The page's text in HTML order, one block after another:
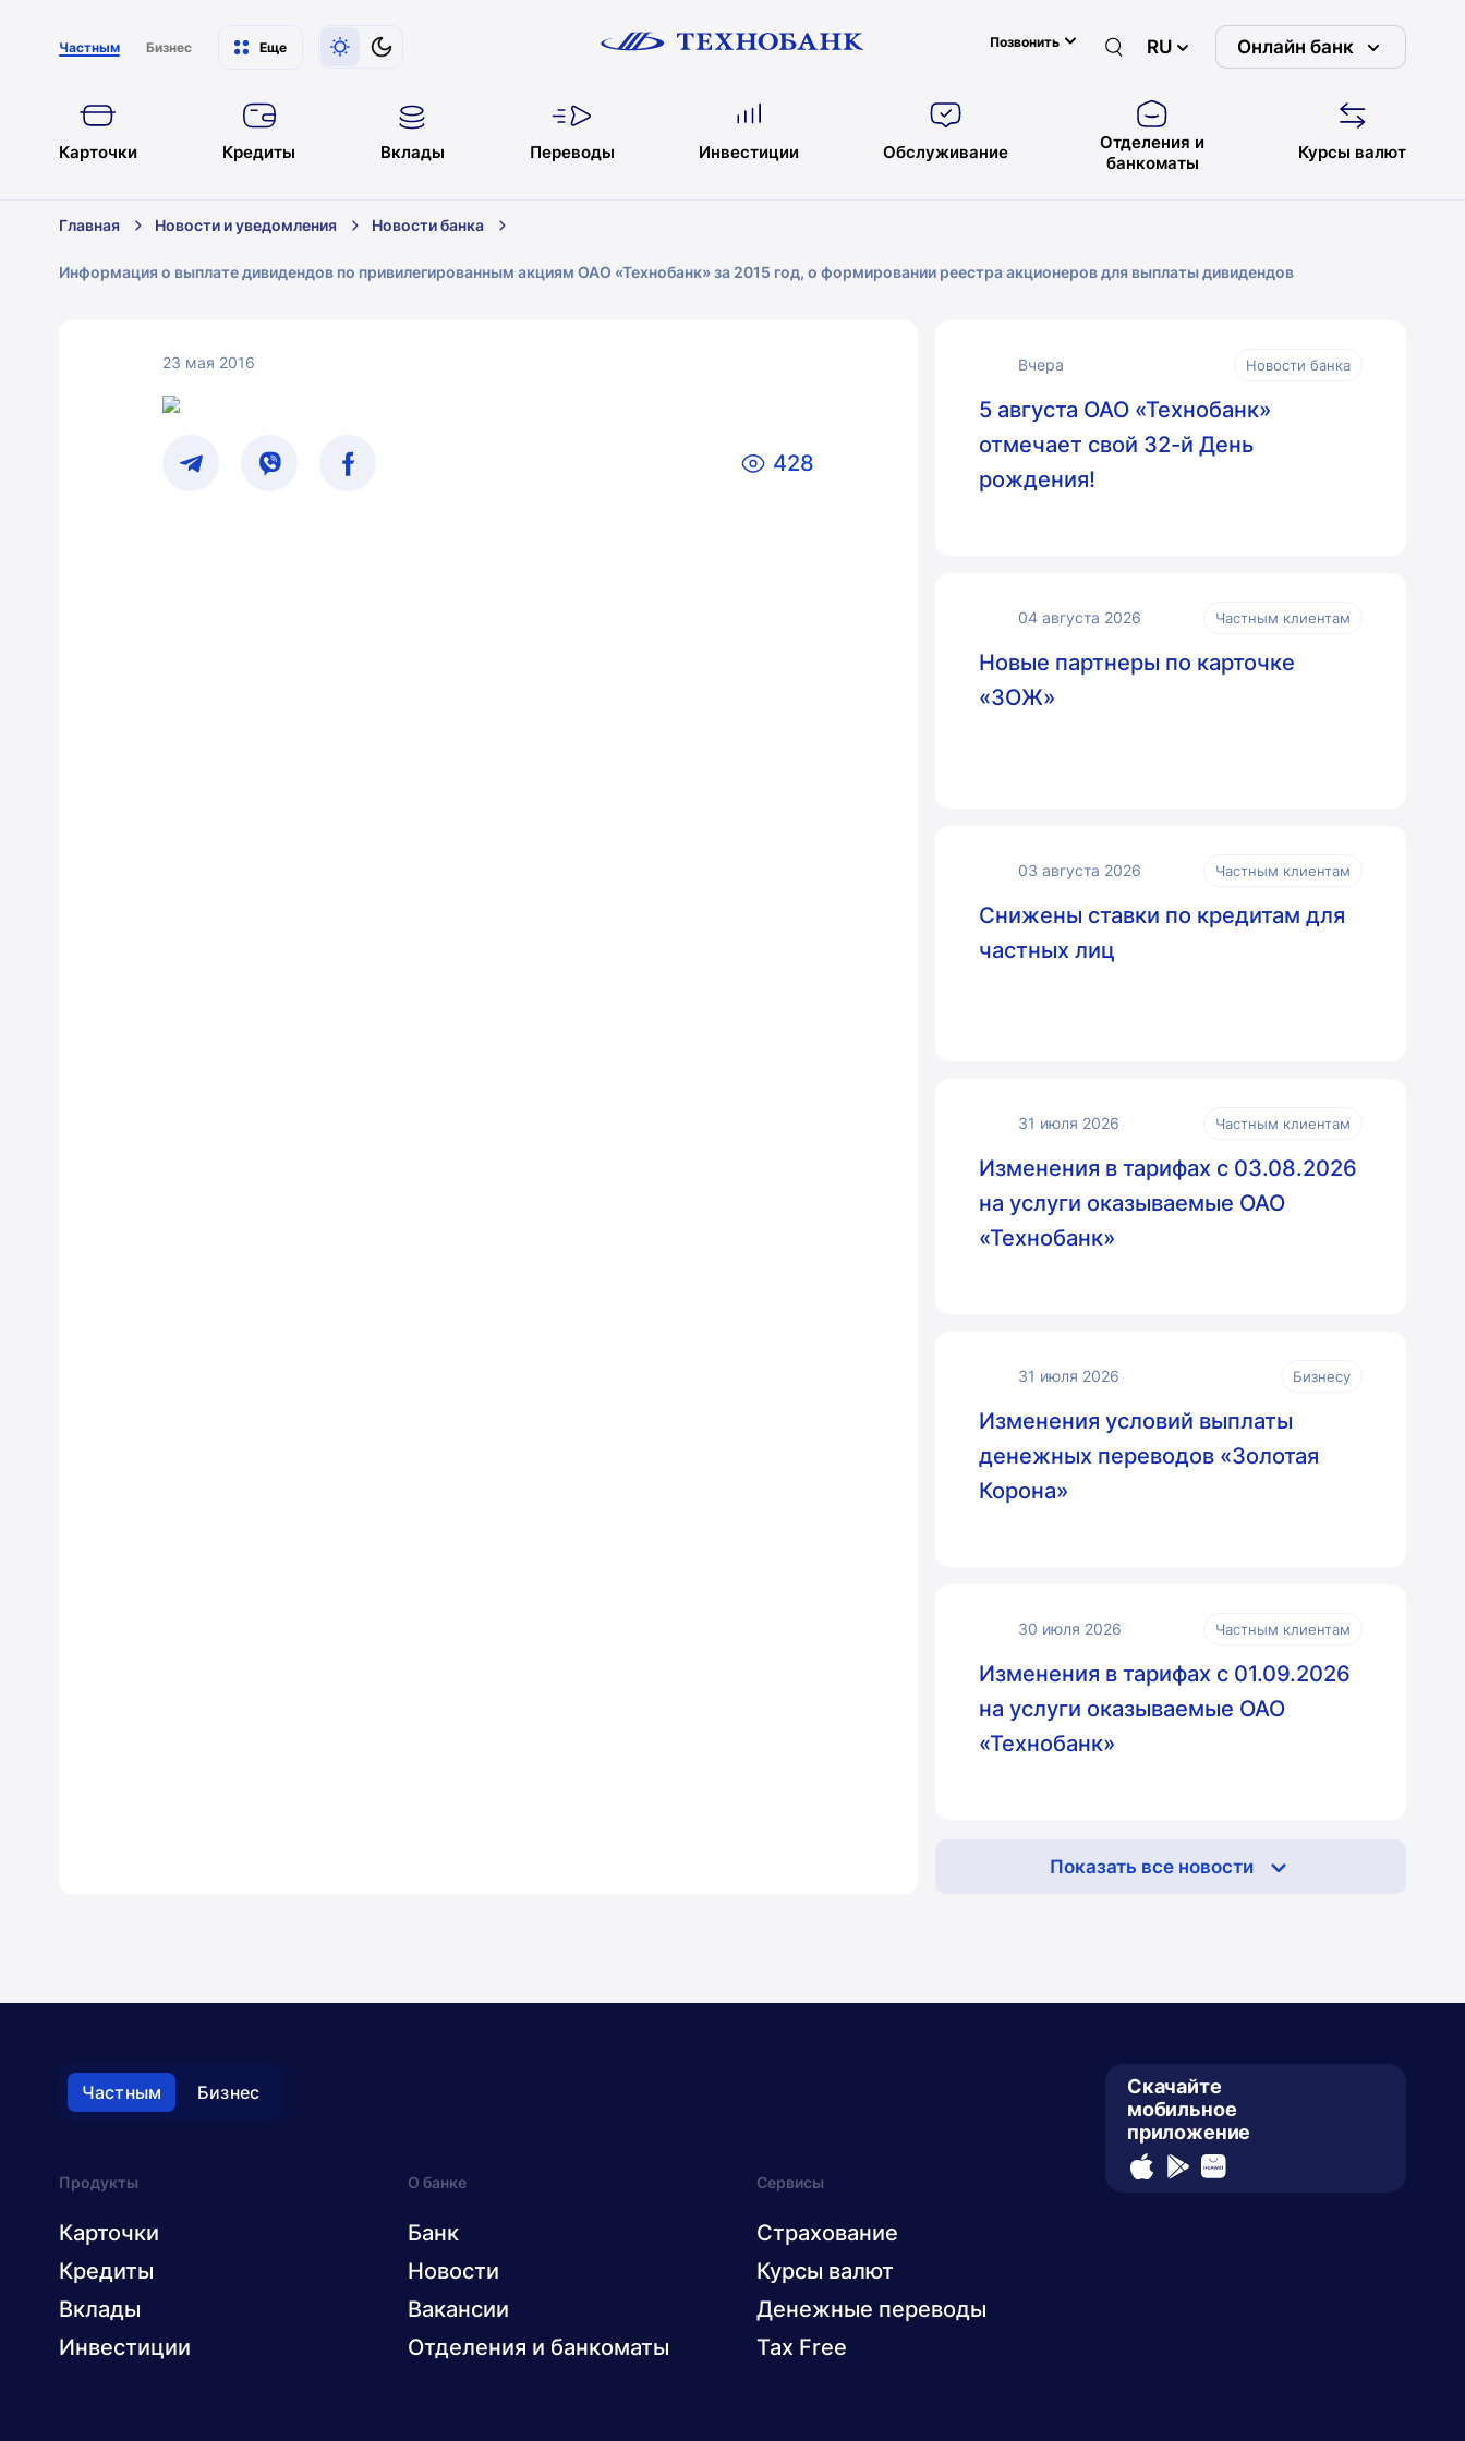
Частным Бизнес Еще Позвонить RU Онлайн банк
Карточки Кредиты Вклады Переводы Инвестиции Обслуживание
Отделения и
банкоматы
Курсы валют
Главная Новости и уведомления Новости банка
Информация о выплате дивидендов по привилегированным акциям ОАО «Технобанк» за 2015 год, о формировании реестра акционеров для выплаты дивидендов
23 мая 2016
428
Вчера Новости банка
5 августа ОАО «Технобанк»
отмечает свой 32-й День
рождения!
04 августа 2026 Частным клиентам
Новые партнеры по карточке
«ЗОЖ»
03 августа 2026 Частным клиентам
Снижены ставки по кредитам для
частных лиц
31 июля 2026 Частным клиентам
Изменения в тарифах с 03.08.2026
на услуги оказываемые ОАО
«Технобанк»
31 июля 2026 Бизнесу
Изменения условий выплаты
денежных переводов «Золотая
Корона»
30 июля 2026 Частным клиентам
Изменения в тарифах с 01.09.2026
на услуги оказываемые ОАО
«Технобанк»
Показать все новости
Частным Бизнес
Продукты
Карточки
Кредиты
Вклады
Инвестиции
О банке
Банк
Новости
Вакансии
Отделения и банкоматы
Сервисы
Страхование
Курсы валют
Денежные переводы
Tax Free
Скачайте
мобильное
приложение